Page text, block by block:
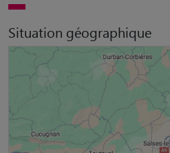
Situation géographique